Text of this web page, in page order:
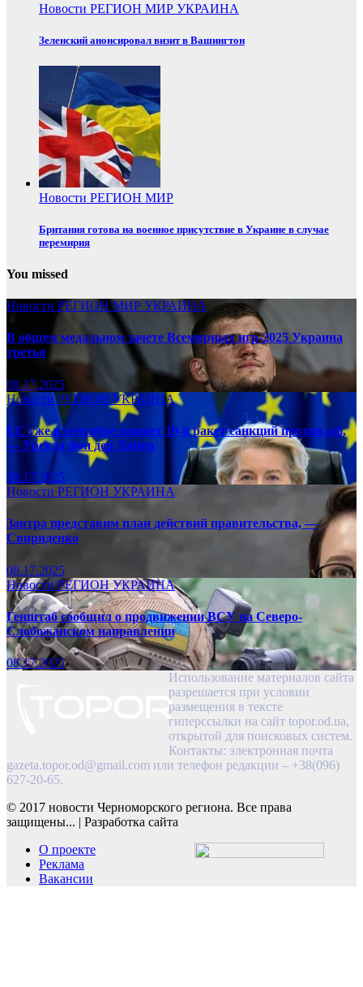
Новости РЕГИОН МИР УКРАИНА
Зеленский анонсировал визит в Вашингтон
Новости РЕГИОН МИР
Британия готова на военное присутствие в Украине в случае
перемирия
You missed
Новости РЕГИОНМИР УКРАИНА
В общем медальном зачете Всемирных игр-2025 Украина
третья
08.17.2025
НовостиРЕГИОНУКРАИНА
ЕС уже в сентябре примет 19-й ракет санкций против рф,
— Урсула фон дер Ляйен
08.17.2025
Новости РЕГИОН УКРАИНА
Завтра представим план действий правительства, —
Свириденко
08.17.2025
НовостиРЕГИОНУКРАИНА
Генштаб сообщил о продвижении ВСУ на Северо-
Слобожанском направлении
08.17.2025
Использование материалов сайта
разрешается при условии
размещения в тексте
гиперссылки на сайт topor.od.ua,
открытой для поисковых систем.
Контакты: электронная почта
gazeta.topor.od@gmail.com или телефон редакции – +38(096)
627-20-65.
© 2017 новости Черноморского региона. Все права
защищены... | Разработка сайта
О проекте
Реклама
Вакансии